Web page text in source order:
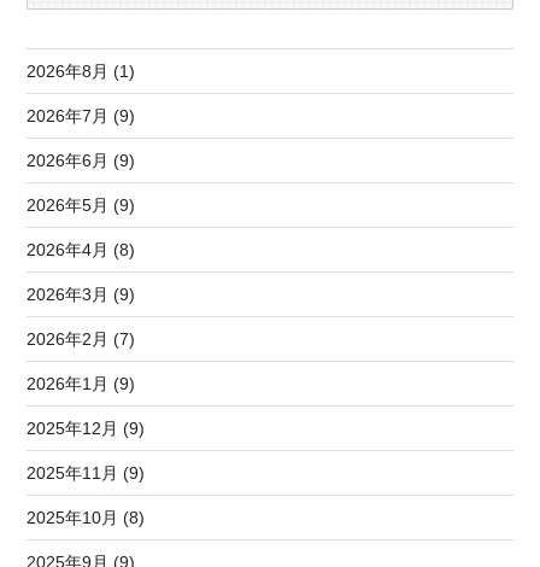
2026年8月 (1)
2026年7月 (9)
2026年6月 (9)
2026年5月 (9)
2026年4月 (8)
2026年3月 (9)
2026年2月 (7)
2026年1月 (9)
2025年12月 (9)
2025年11月 (9)
2025年10月 (8)
2025年9月 (9)